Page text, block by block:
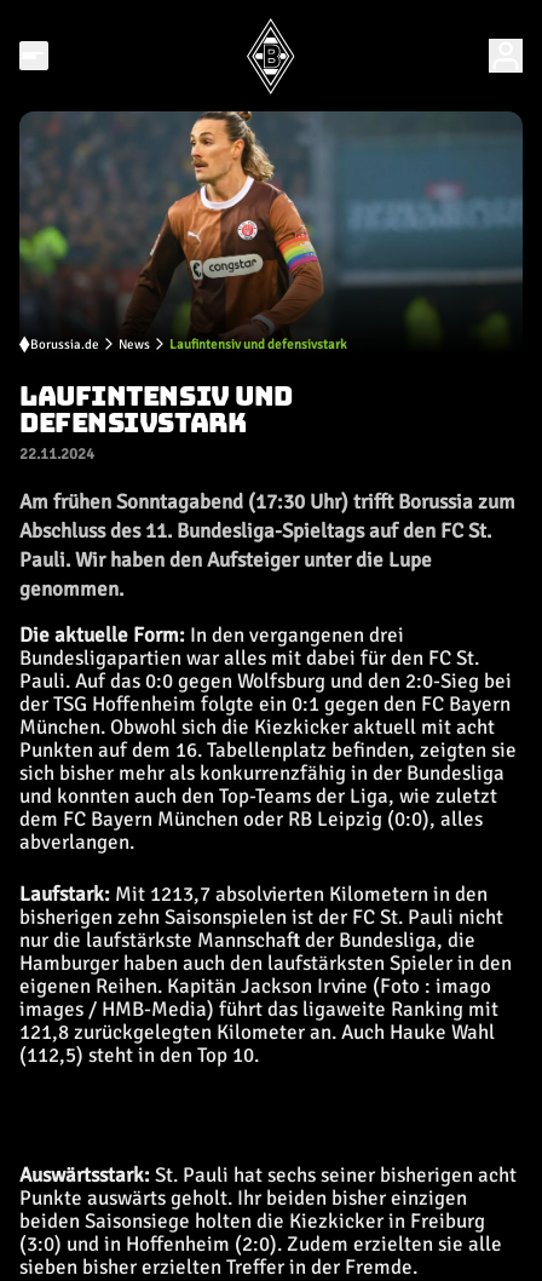
Borussia.de News Laufintensiv und defensivstark
LAUFINTENSIV UND
DEFENSIVSTARK
22.11.2024
Am frühen Sonntagabend (17:30 Uhr) trifft Borussia zum
Abschluss des 11. Bundesliga-Spieltags auf den FC St.
Pauli. Wir haben den Aufsteiger unter die Lupe
genommen.
Die aktuelle Form: In den vergangenen drei
Bundesligapartien war alles mit dabei für den FC St.
Pauli. Auf das 0:0 gegen Wolfsburg und den 2:0-Sieg bei
der TSG Hoffenheim folgte ein 0:1 gegen den FC Bayern
München. Obwohl sich die Kiezkicker aktuell mit acht
Punkten auf dem 16. Tabellenplatz befinden, zeigten sie
sich bisher mehr als konkurrenzfähig in der Bundesliga
und konnten auch den Top-Teams der Liga, wie zuletzt
dem FC Bayern München oder RB Leipzig (0:0), alles
abverlangen.
Laufstark: Mit 1213,7 absolvierten Kilometern in den
bisherigen zehn Saisonspielen ist der FC St. Pauli nicht
nur die laufstärkste Mannschaft der Bundesliga, die
Hamburger haben auch den laufstärksten Spieler in den
eigenen Reihen. Kapitän Jackson Irvine (Foto : imago
images / HMB-Media) führt das ligaweite Ranking mit
121,8 zurückgelegten Kilometer an. Auch Hauke Wahl
(112,5) steht in den Top 10.
Auswärtsstark:St. Pauli hat sechs seiner bisherigen acht
Punkte auswärts geholt. Ihr beiden bisher einzigen
beiden Saisonsiege holten die Kiezkicker in Freiburg
(3:0) und in Hoffenheim (2:0). Zudem erzielten sie alle
sieben bisher erzielten Treffer in der Fremde.